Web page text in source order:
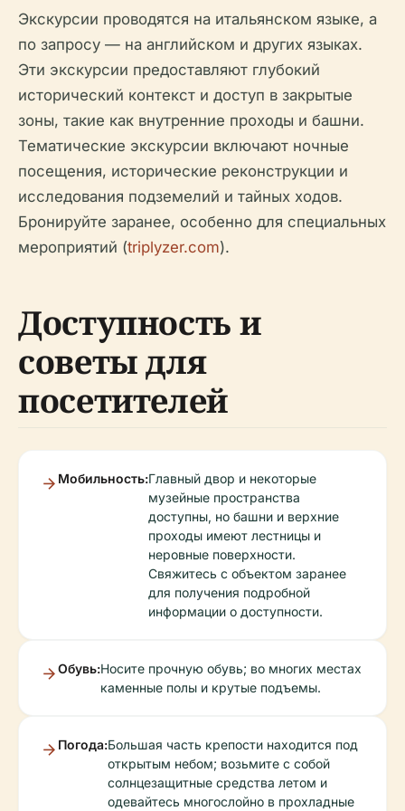
Экскурсии проводятся на итальянском языке, а
по запросу — на английском и других языках.
Эти экскурсии предоставляют глубокий
исторический контекст и доступ в закрытые
зоны, такие как внутренние проходы и башни.
Тематические экскурсии включают ночные
посещения, исторические реконструкции и
исследования подземелий и тайных ходов.
Бронируйте заранее, особенно для специальных
мероприятий (triplyzer.com).
Доступность и
советы для
посетителей
Мобильность:Главный двор и некоторые
музейные пространства
доступны, но башни и верхние
проходы имеют лестницы и
неровные поверхности.
Свяжитесь с объектом заранее
для получения подробной
информации о доступности.
Обувь:Носите прочную обувь; во многих местах
каменные полы и крутые подъемы.
Погода:Большая часть крепости находится под
открытым небом; возьмите с собой
солнцезащитные средства летом и
одевайтесь многослойно в прохладные